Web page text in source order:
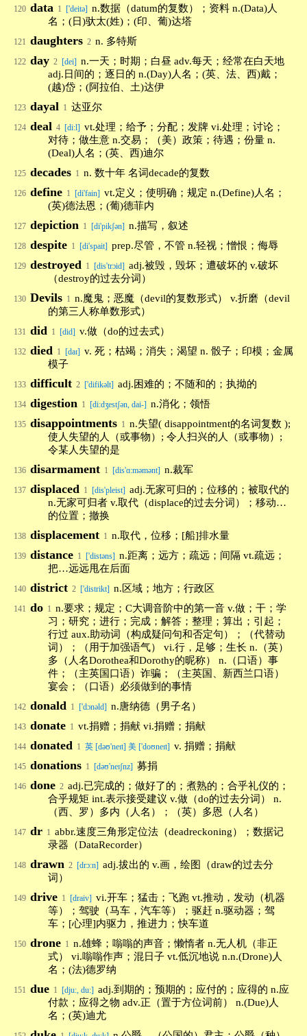
120 data 1 ['deitə] n.数据（datum的复数）；资料 n.(Data)人
名；(日)驮太(姓)；(印、葡)达塔
121 daughters 2 n. 多特斯
122 day 2 [dei] n.一天；时期；白昼 adv.每天；经常在白天地
adj.日间的；逐日的 n.(Day)人名；(英、法、西)戴；
(越)岱；(阿拉伯、土)达伊
123 dayal 1 达亚尔
124 deal 4 [di:l] vt.处理；给予；分配；发牌 vi.处理；讨论；
对待；做生意 n.交易；（美）政策；待遇；份量 n.
(Deal)人名；(英、西)迪尔
125 decades 1 n. 数十年 名词decade的复数
126 define 1 [di'fain] vt.定义；使明确；规定 n.(Define)人名；
(英)德法恩；(葡)德菲内
127 depiction 1 [di'pikʃən] n.描写，叙述
128 despite 1 [di'spait] prep.尽管，不管 n.轻视；憎恨；侮辱
129 destroyed 1 [dis'trɔid] adj.被毁，毁坏；遭破坏的 v.破坏
（destroy的过去分词）
130 Devils 1 n.魔鬼；恶魔（devil的复数形式） v.折磨（devil
的第三人称单数形式）
131 did 1 [did] v.做（do的过去式）
132 died 1 [daɪ] v. 死；枯竭；消失；渴望 n. 骰子；印模；金属
模子
133 difficult 2 ['difikəlt] adj.困难的；不随和的；执拗的
134 digestion 1 [di:dʒestʃən, dai-] n.消化；领悟
135 disappointments 1 n.失望( disappointment的名词复数 );
使人失望的人（或事物）; 令人扫兴的人（或事物）;
令某人失望的是
136 disarmament 1 [dis'ɑ:məmənt] n.裁军
137 displaced 1 [dis'pleist] adj.无家可归的；位移的；被取代的
n.无家可归者 v.取代（displace的过去分词）；移动…
的位置；撤换
138 displacement 1 n.取代，位移；[船]排水量
139 distance 1 ['distəns] n.距离；远方；疏远；间隔 vt.疏远；
把…远远甩在后面
140 district 2 ['distrikt] n.区域；地方；行政区
141 do 1 n.要求；规定；C大调音阶中的第一音 v.做；干；学
习；研究；进行；完成；解答；整理；算出；引起；
行过 aux.助动词（构成疑问句和否定句）；（代替动
词）；（用于加强语气） vi.行，足够；生长 n.（英）
多（人名Dorothea和Dorothy的昵称） n.（口语）事
件；（主英国口语）诈骗；（主英国、新西兰口语）
宴会；（口语）必须做到的事情
142 donald 1 ['dɔnəld] n.唐纳德（男子名）
143 donate 1 vt.捐赠；捐献 vi.捐赠；捐献
144 donated 1 英 [dəʊ'neɪt] 美 ['doʊneɪt] v. 捐赠；捐献
145 donations 1 [dəʊ'neɪʃnz] 募捐
146 done 2 adj.已完成的；做好了的；煮熟的；合乎礼仪的；
合乎规矩 int.表示接受建议 v.做（do的过去分词） n.
（西、罗）多内（人名）；（英）多恩（人名）
147 dr 1 abbr.速度三角形定位法（deadreckoning）；数据记
录器（DataRecorder）
148 drawn 2 [drɔ:n] adj.拔出的 v.画，绘图（draw的过去分
词）
149 drive 1 [draiv] vi.开车；猛击；飞跑 vt.推动，发动（机器
等）；驾驶（马车，汽车等）；驱赶 n.驱动器；驾
车；[心理]内驱力，推进力；快车道
150 drone 1 n.雄蜂；嗡嗡的声音；懒惰者 n.无人机（非正
式） vi.嗡嗡作声；混日子 vt.低沉地说 n.n.(Drone)人
名；(法)德罗纳
151 due 1 [dju:, du:] adj.到期的；预期的；应付的；应得的 n.应
付款；应得之物 adv.正（置于方位词前） n.(Due)人
名；(英)迪尤